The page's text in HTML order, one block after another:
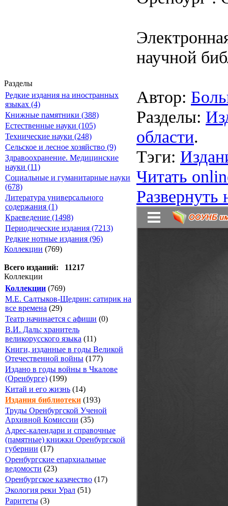
Разделы
Редкие издания на иностранных
языках (4)
Книжные памятники (388)
Естественные науки (105)
Технические науки (248)
Сельское и лесное хозяйство (9)
Здравоохранение. Медицинские
науки (11)
Социальные и гуманитарные науки
(678)
Литература универсального
содержания (1)
Краеведение (1498)
Периодические издания (7213)
Редкие нотные издания (96)
Коллекции (769)
Всего изданий: 11217
Коллекции
Коллекции (769)
М.Е. Салтыков-Щедрин: сатирик на
все времена (29)
Театр начинается с афиши (0)
В.И. Даль: хранитель
великорусского языка (11)
Книги, изданные в годы Великой
Отечественной войны (177)
Издано в годы войны в Чкалове
(Оренбурге) (199)
Китай и его жизнь (14)
Издания библиотеки (193)
Труды Оренбургской Ученой
Архивной Комиссии (35)
Адрес-календари и справочные
(памятные) книжки Оренбургской
губернии (17)
Оренбургские епархиальные
ведомости (23)
Оренбургское казачество (17)
Экология реки Урал (51)
Раритеты (3)
научной
Автор:
Разделы:
области.
Тэги:
Читать
Развернуть